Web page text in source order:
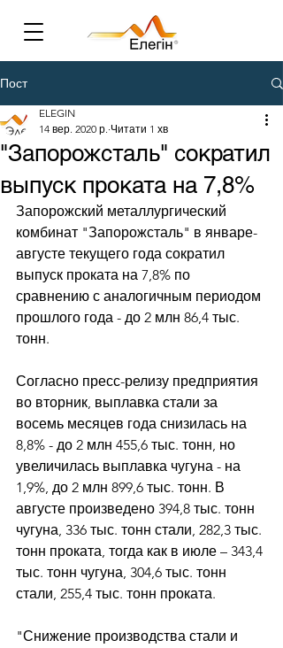
Пост
"Запорожсталь" сократил
выпуск проката на 7,8%
ELEGIN
14 вер. 2020 р. Читати 1 хв
Запорожский металлургический
комбинат "Запорожсталь" в январе-
августе текущего года сократил
выпуск проката на 7,8% по
сравнению с аналогичным периодом
прошлого года - до 2 млн 86,4 тыс.
тонн.
Согласно пресс-релизу предприятия
во вторник, выплавка стали за
восемь месяцев года снизилась на
8,8% - до 2 млн 455,6 тыс. тонн, но
увеличилась выплавка чугуна - на
1,9%, до 2 млн 899,6 тыс. тонн. В
августе произведено 394,8 тыс. тонн
чугуна, 336 тыс. тонн стали, 282,3 тыс.
тонн проката, тогда как в июле – 343,4
тыс. тонн чугуна, 304,6 тыс. тонн
стали, 255,4 тыс. тонн проката.
"Снижение производства стали и